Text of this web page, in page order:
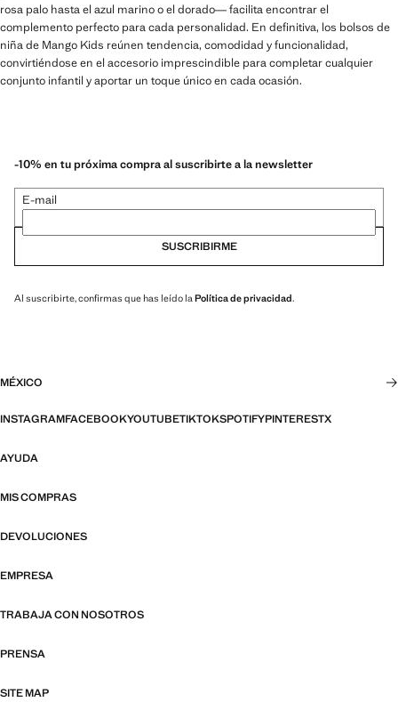
rosa palo hasta el azul marino o el dorado— facilita encontrar el
complemento perfecto para cada personalidad. En definitiva, los bolsos de
niña de Mango Kids reúnen tendencia, comodidad y funcionalidad,
convirtiéndose en el accesorio imprescindible para completar cualquier
conjunto infantil y aportar un toque único en cada ocasión.
-10% en tu próxima compra al suscribirte a la newsletter
E-mail
SUSCRIBIRME
Al suscribirte, confirmas que has leído laPolítica de privacidad.
MÉXICO
INSTAGRAMFACEBOOKYOUTUBETIKTOKSPOTIFYPINTERESTX
AYUDA
MIS COMPRAS
DEVOLUCIONES
EMPRESA
TRABAJA CON NOSOTROS
PRENSA
SITE MAP